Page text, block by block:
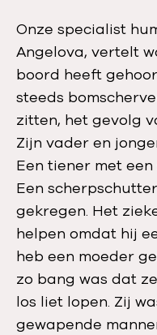
Onze specialist
Angelova, vertelt
boord heeft
steeds
zitten, het gevolg
Zijn vader en
Een tiener met
Een
gekregen. Het
helpen omdat hij
heb een moeder
zo bang was dat
los liet lopen. Zij
gewapende